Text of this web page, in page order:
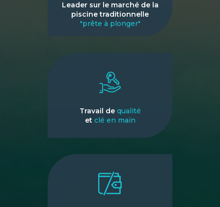
Leader sur le marché de la
piscine traditionnelle
"prête à plonger"
Travail de qualité
et clé en main